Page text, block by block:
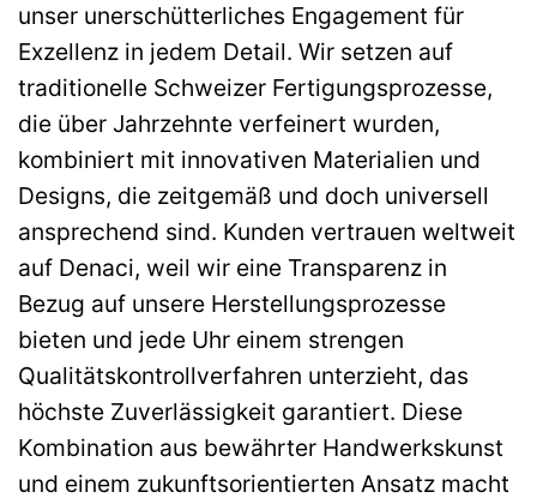
unser unerschütterliches Engagement für
Exzellenz in jedem Detail. Wir setzen auf
traditionelle Schweizer Fertigungsprozesse,
die über Jahrzehnte verfeinert wurden,
kombiniert mit innovativen Materialien und
Designs, die zeitgemäß und doch universell
ansprechend sind. Kunden vertrauen weltweit
auf Denaci, weil wir eine Transparenz in
Bezug auf unsere Herstellungsprozesse
bieten und jede Uhr einem strengen
Qualitätskontrollverfahren unterzieht, das
höchste Zuverlässigkeit garantiert. Diese
Kombination aus bewährter Handwerkskunst
und einem zukunftsorientierten Ansatz macht